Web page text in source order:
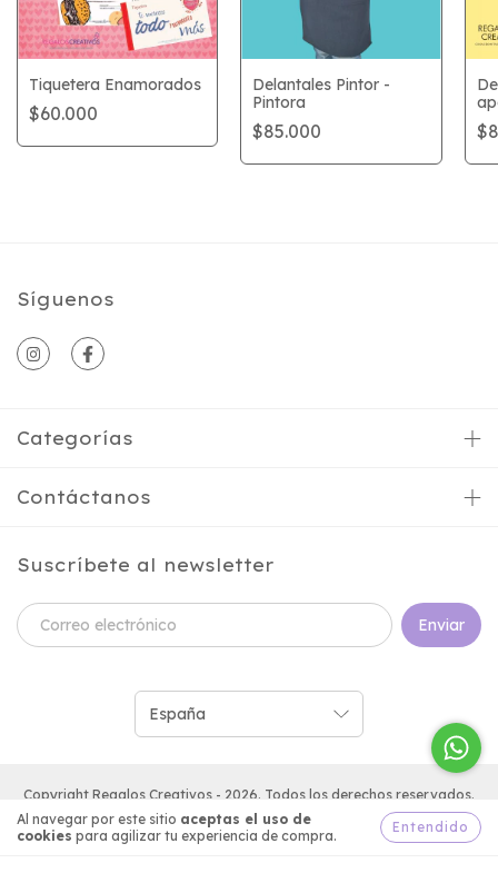
Al navegar por este sitio aceptas el uso de
cookies para agilizar tu experiencia de compra.
Entendido
Tiquetera Enamorados
$60.000
Delantales Pintor -
Pintora
$85.000
Síguenos
Categorías
Contáctanos
Suscríbete al newsletter
Copyright Regalos Creativos - 2026. Todos los derechos reservados.